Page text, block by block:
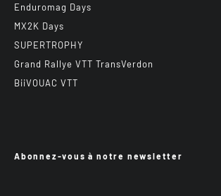
Enduromag Days
MX2K Days
SUPERTROPHY
Grand Rallye VTT TransVerdon
BiiVOUAC VTT
Abonnez-vous à notre newsletter